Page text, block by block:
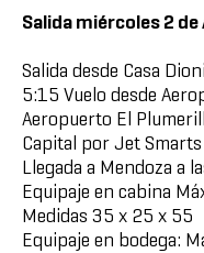
Salida miércoles 2 de
Salida desde Casa
5:15 Vuelo desde
Aeropuerto El
Capital por Jet
Llegada a Mendoza a
Equipaje en cabina
Medidas 35 x 25 x 55
Equipaje en bodega: